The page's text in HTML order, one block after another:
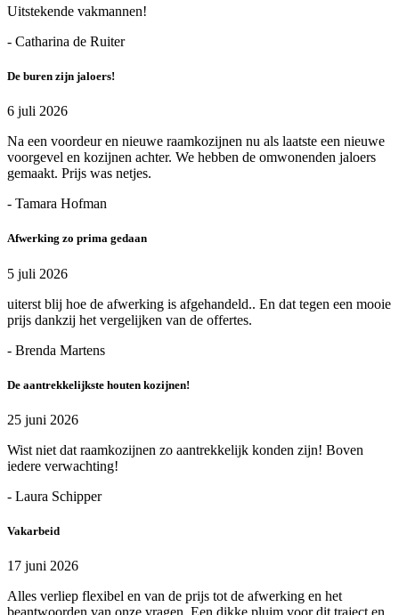
Uitstekende vakmannen!
- Catharina de Ruiter
De buren zijn jaloers!
6 juli 2026
Na een voordeur en nieuwe raamkozijnen nu als laatste een nieuwe
voorgevel en kozijnen achter. We hebben de omwonenden jaloers
gemaakt. Prijs was netjes.
- Tamara Hofman
Afwerking zo prima gedaan
5 juli 2026
uiterst blij hoe de afwerking is afgehandeld.. En dat tegen een mooie
prijs dankzij het vergelijken van de offertes.
- Brenda Martens
De aantrekkelijkste houten kozijnen!
25 juni 2026
Wist niet dat raamkozijnen zo aantrekkelijk konden zijn! Boven
iedere verwachting!
- Laura Schipper
Vakarbeid
17 juni 2026
Alles verliep flexibel en van de prijs tot de afwerking en het